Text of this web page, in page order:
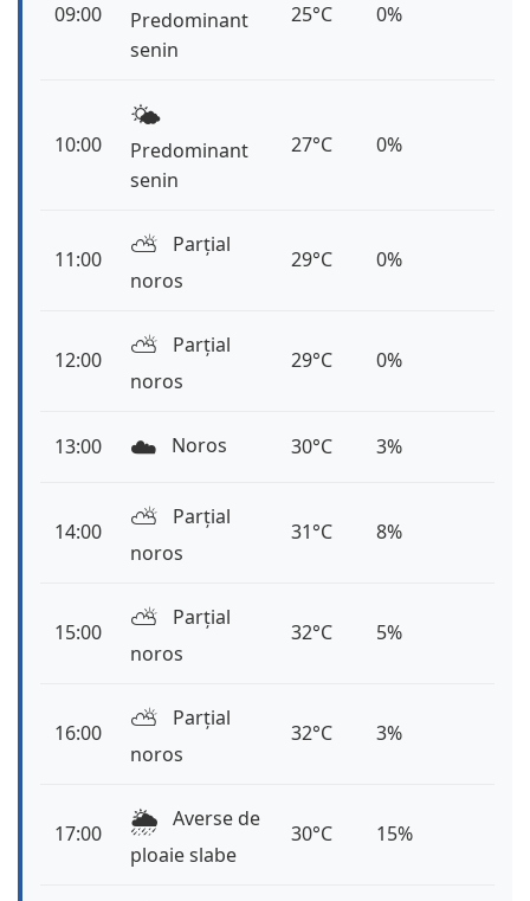
09:00
Predominant
senin
25°C 0%
10:00
🌤️
Predominant
senin
27°C 0%
11:00 ⛅️
Parțial
noros
29°C 0%
12:00 ⛅️
Parțial
noros
29°C 0%
13:00 ☁️ Noros 30°C 3%
14:00 ⛅️
Parțial
noros
31°C 8%
15:00 ⛅️
Parțial
noros
32°C 5%
16:00 ⛅️
Parțial
noros
32°C 3%
17:00 🌦️ Averse de
ploaie slabe
30°C 15%